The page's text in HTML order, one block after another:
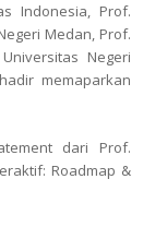
Indonesia, Prof.
Medan, Prof.
Negeri
memaparkan
dari Prof.
Roadmap &